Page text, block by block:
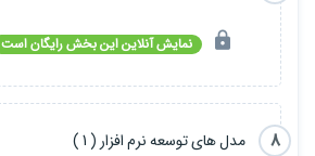
نمایش آنلاین این بخش رایگان است
8 مدل های توسعه نرم افزار ( 1 )